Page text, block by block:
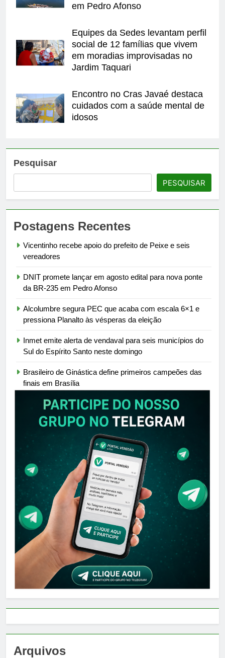
em Pedro Afonso
Equipes da Sedes levantam perfil
social de 12 famílias que vivem
em moradias improvisadas no
Jardim Taquari
Encontro no Cras Javaé destaca
cuidados com a saúde mental de
idosos
Pesquisar
PESQUISAR
Postagens Recentes
Vicentinho recebe apoio do prefeito de Peixe e seis
vereadores
DNIT promete lançar em agosto edital para nova ponte
da BR-235 em Pedro Afonso
Alcolumbre segura PEC que acaba com escala 6×1 e
pressiona Planalto às vésperas da eleição
Inmet emite alerta de vendaval para seis municípios do
Sul do Espírito Santo neste domingo
Brasileiro de Ginástica define primeiros campeões das
finais em Brasília
Arquivos